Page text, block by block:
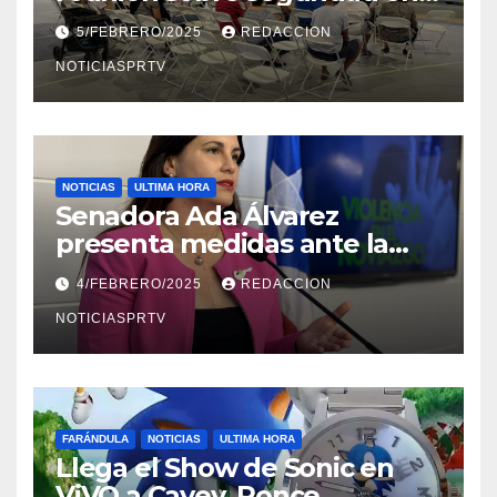
Reparto Metropolitano
5/FEBRERO/2025 REDACCION
NOTICIASPRTV
NOTICIAS ULTIMA HORA
Senadora Ada Álvarez
presenta medidas ante la
violencia en el noviazgo
4/FEBRERO/2025 REDACCION
NOTICIASPRTV
FARÁNDULA NOTICIAS ULTIMA HORA
Llega el Show de Sonic en